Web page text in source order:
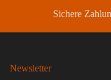
Sichere
Newsletter